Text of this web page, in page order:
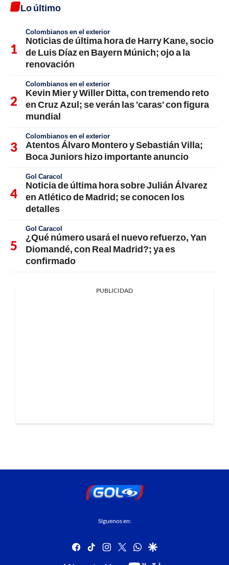
Lo último
Colombianos en el exterior
Noticias de última hora de Harry Kane, socio
de Luis Díaz en Bayern Múnich; ojo a la
renovación
Colombianos en el exterior
Kevin Mier y Willer Ditta, con tremendo reto
en Cruz Azul; se verán las 'caras' con figura
mundial
Colombianos en el exterior
Atentos Álvaro Montero y Sebastián Villa;
Boca Juniors hizo importante anuncio
Gol Caracol
Noticia de última hora sobre Julián Álvarez
en Atlético de Madrid; se conocen los
detalles
Gol Caracol
¿Qué número usará el nuevo refuerzo, Yan
Diomandé, con Real Madrid?; ya es
confirmado
PUBLICIDAD
Síguenos en:
facebook
tiktok instagram
twitterwhatsapp
google